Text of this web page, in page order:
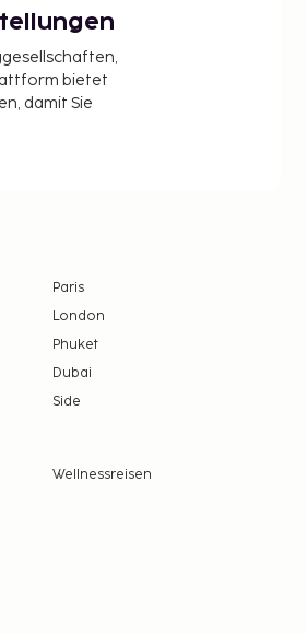
bietet
damit Sie
Paris
London
Phuket
Dubai
Side
Wellnessreisen